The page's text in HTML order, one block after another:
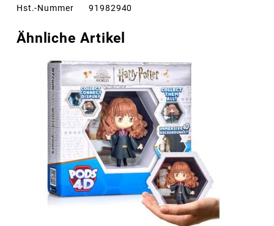
Hst.-Nummer
91982940
Ähnliche Artikel